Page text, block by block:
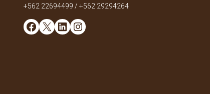
+562 22694499 / +562 29294264